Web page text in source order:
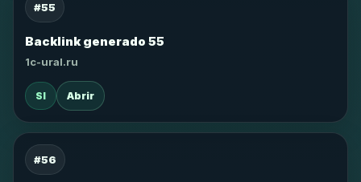
#55
Backlink generado 55
1c-ural.ru
SI Abrir
#56